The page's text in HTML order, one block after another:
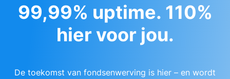
99,99% uptime. 110%
hier voor jou.
De toekomst van fondsenwerving is hier – en wordt